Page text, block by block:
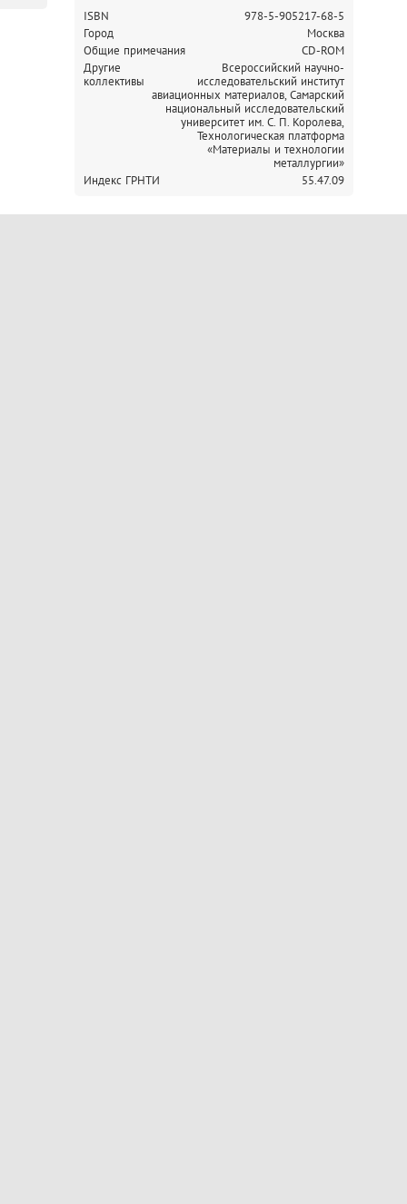
ISBN
978-5-905217-68-5
Город
Москва
Общие примечания
CD-ROM
Другие
коллективы
Всероссийский научно-
исследовательский институт
авиационных материалов, Самарский
национальный исследовательский
университет им. С. П. Королева,
Технологическая платформа
«Материалы и технологии
металлургии»
Индекс ГРНТИ
55.47.09